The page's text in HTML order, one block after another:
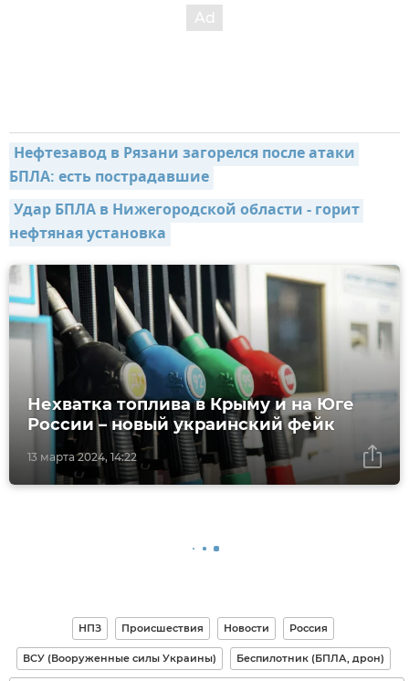
Нефтезавод в Рязани загорелся после атаки
БПЛА: есть пострадавшие
Удар БПЛА в Нижегородской области - горит
нефтяная установка
13 марта 2024, 14:22
Нехватка топлива в Крыму и на Юге
России – новый украинский фейк
НПЗ Происшествия Новости Россия
ВСУ (Вооруженные силы Украины) Беспилотник (БПЛА, дрон)